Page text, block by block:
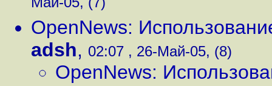
Май-05, (7)
OpenNews:
adsh, 02:07 , 26-Май-05, (8)
OpenNews: